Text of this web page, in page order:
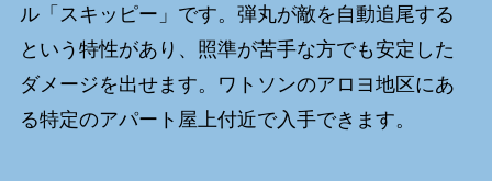
ル「スキッピー」です。弾丸が敵を自動追尾する
という特性があり、照準が苦手な方でも安定した
ダメージを出せます。ワトソンのアロヨ地区にあ
る特定のアパート屋上付近で入手できます。